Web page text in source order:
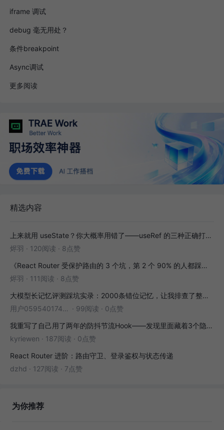
iframe 调试
debug 毫无用处？
条件breakpoint
Async调试
更多阅读
精选内容
上来就用 useState？你大概率用错了——useRef 的三种正确打开方式
烬羽 · 120阅读 · 8点赞
《React Router 受保护路由的 3 个坑，第 2 个 90% 的人都踩过》
烬羽 · 111阅读 · 8点赞
大模型长记忆评测踩坑实录：2000条错位记忆，让我排查了整整3小时
用户05954017446 · 99阅读 · 0点赞
我重写了自己用了两年的防抖节流Hook——发现里面藏着3个隐藏bug
kyriewen · 187阅读 · 0点赞
React Router 进阶：路由守卫、登录鉴权与状态传递
dzhd · 127阅读 · 7点赞
为你推荐